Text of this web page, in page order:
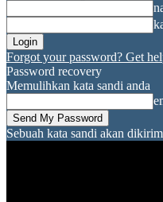
Forgot your password? Get
Password recovery
Memulihkan kata sandi anda
Sebuah kata sandi akan